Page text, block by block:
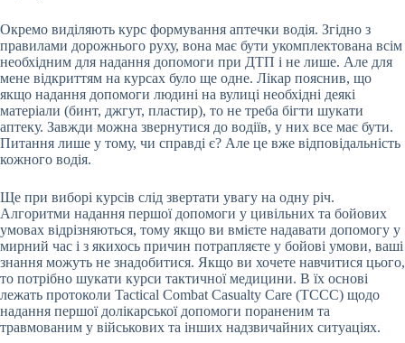
Окремо виділяють курс формування аптечки водія. Згідно з
правилами дорожнього руху, вона має бути укомплектована всім
необхідним для надання допомоги при ДТП і не лише. Але для
мене відкриттям на курсах було ще одне. Лікар пояснив, що
якщо надання допомоги людині на вулиці необхідні деякі
матеріали (бинт, джгут, пластир), то не треба бігти шукати
аптеку. Завжди можна звернутися до водіїв, у них все має бути.
Питання лише у тому, чи справді є? Але це вже відповідальність
кожного водія.
Ще при виборі курсів слід звертати увагу на одну річ.
Алгоритми надання першої допомоги у цивільних та бойових
умовах відрізняються, тому якщо ви вмієте надавати допомогу у
мирний час і з якихось причин потрапляєте у бойові умови, ваші
знання можуть не знадобитися. Якщо ви хочете навчитися цього,
то потрібно шукати курси тактичної медицини. В їх основі
лежать протоколи Tactical Combat Casualty Care (TCCC) щодо
надання першої долікарської допомоги пораненим та
травмованим у військових та інших надзвичайних ситуаціях.